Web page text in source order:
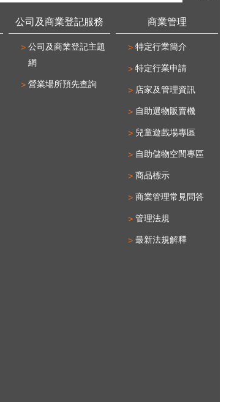
公司及商業登記服務
公司及商業登記主題
網
營業場所預先查詢
商業管理
特定行業簡介
特定行業申請
店家及管理資訊
自助選物販賣機
兒童遊戲場專區
自助儲物空間專區
商品標示
商業管理常見問答
管理法規
最新法規解釋